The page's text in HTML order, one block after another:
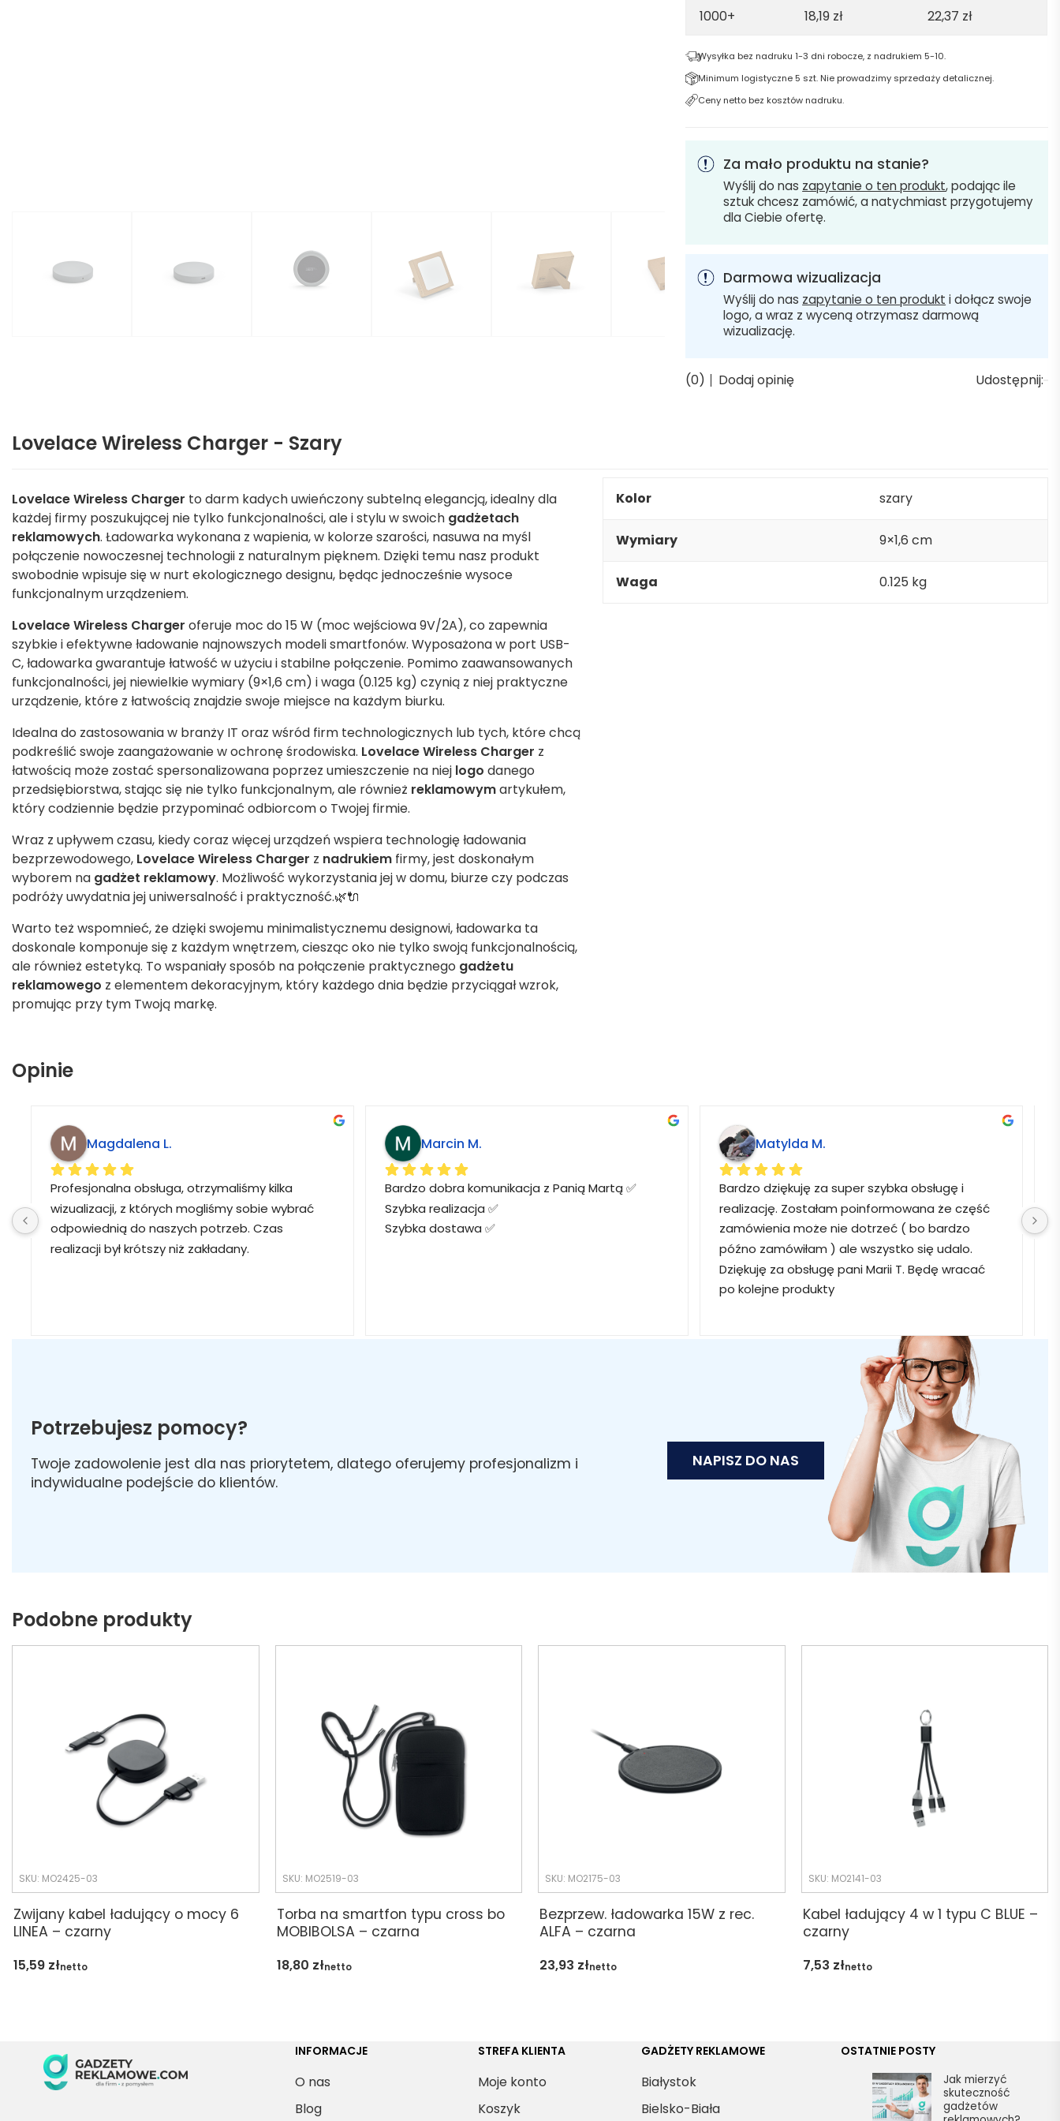
1000+
18,19 zł 22,37 zł
Wysyłka bez nadruku 1-3 dni robocze, z nadrukiem 5-10.
Minimum logistyczne 5 szt. Nie prowadzimy sprzedaży detalicznej.
Ceny netto bez kosztów nadruku.
Za mało produktu na stanie?
Wyślij do nas zapytanie o ten produkt, podając ile
sztuk chcesz zamówić, a natychmiast przygotujemy
dla Ciebie ofertę.
Darmowa wizualizacja
Wyślij do nas zapytanie o ten produkt i dołącz swoje
logo, a wraz z wyceną otrzymasz darmową
wizualizację.
(0) Dodaj opinię Udostępnij:
Lovelace Wireless Charger - Szary
Lovelace Wireless Charger to darm kadych uwieńczony subtelną elegancją, idealny dla
każdej firmy poszukującej nie tylko funkcjonalności, ale i stylu w swoich gadżetach
reklamowych. Ładowarka wykonana z wapienia, w kolorze szarości, nasuwa na myśl
połączenie nowoczesnej technologii z naturalnym pięknem. Dzięki temu nasz produkt
swobodnie wpisuje się w nurt ekologicznego designu, będąc jednocześnie wysoce
funkcjonalnym urządzeniem.
Lovelace Wireless Charger oferuje moc do 15 W (moc wejściowa 9V/2A), co zapewnia
szybkie i efektywne ładowanie najnowszych modeli smartfonów. Wyposażona w port USB-
C, ładowarka gwarantuje łatwość w użyciu i stabilne połączenie. Pomimo zaawansowanych
funkcjonalności, jej niewielkie wymiary (9×1,6 cm) i waga (0.125 kg) czynią z niej praktyczne
urządzenie, które z łatwością znajdzie swoje miejsce na każdym biurku.
Idealna do zastosowania w branży IT oraz wśród firm technologicznych lub tych, które chcą
podkreślić swoje zaangażowanie w ochronę środowiska. Lovelace Wireless Charger z
łatwością może zostać spersonalizowana poprzez umieszczenie na niej logo danego
przedsiębiorstwa, stając się nie tylko funkcjonalnym, ale również reklamowymartykułem,
który codziennie będzie przypominać odbiorcom o Twojej firmie.
Wraz z upływem czasu, kiedy coraz więcej urządzeń wspiera technologię ładowania
bezprzewodowego, Lovelace Wireless Charger z nadrukiem firmy, jest doskonałym
wyborem na gadżet reklamowy. Możliwość wykorzystania jej w domu, biurze czy podczas
podróży uwydatnia jej uniwersalność i praktyczność.🌿🔌
Warto też wspomnieć, że dzięki swojemu minimalistycznemu designowi, ładowarka ta
doskonale komponuje się z każdym wnętrzem, ciesząc oko nie tylko swoją funkcjonalnością,
ale również estetyką. To wspaniały sposób na połączenie praktycznego gadżetu
reklamowego z elementem dekoracyjnym, który każdego dnia będzie przyciągał wzrok,
promując przy tym Twoją markę.
Kolor szary
Wymiary 9×1,6 cm
Waga 0.125 kg
Opinie
Magdalena L.
Profesjonalna obsługa, otrzymaliśmy kilka
wizualizacji, z których mogliśmy sobie wybrać
odpowiednią do naszych potrzeb. Czas
realizacji był krótszy niż zakładany.
Marcin M.
Bardzo dobra komunikacja z Panią Martą ✅
Szybka realizacja ✅
Szybka dostawa ✅
Matylda M.
Bardzo dziękuję za super szybka obsługę i
realizację. Zostałam poinformowana że część
zamówienia może nie dotrzeć ( bo bardzo
późno zamówiłam ) ale wszystko się udalo.
Dziękuję za obsługę pani Marii T. Będę wracać
po kolejne produkty
Potrzebujesz pomocy?
Twoje zadowolenie jest dla nas priorytetem, dlatego oferujemy profesjonalizm i
indywidualne podejście do klientów.
NAPISZ DO NAS
Podobne produkty
SKU: MO2425-03
Zwijany kabel ładujący o mocy 6
LINEA – czarny
15,59 złnetto
SKU: MO2519-03
Torba na smartfon typu cross bo
MOBIBOLSA – czarna
18,80 złnetto
SKU: MO2175-03
Bezprzew. ładowarka 15W z rec.
ALFA – czarna
23,93 złnetto
SKU: MO2141-03
Kabel ładujący 4 w 1 typu C BLUE –
czarny
7,53 złnetto
INFORMACJE
O nas
Blog
STREFA KLIENTA
Moje konto
Koszyk
GADŻETY REKLAMOWE
Białystok
Bielsko-Biała
OSTATNIE POSTY
Jak mierzyć
skuteczność
gadżetów